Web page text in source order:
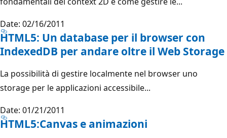
Date: 02/16/2011
HTML5: Un database per il browser con
IndexedDB per andare oltre il Web Storage
La possibilità di gestire localmente nel browser uno
storage per le applicazioni accessibile...
Date: 01/21/2011
HTML5:Canvas e animazioni